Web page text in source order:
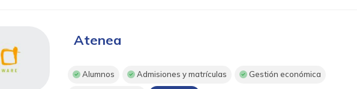
Atenea
Alumnos Admisiones y matrículas Gestión económica